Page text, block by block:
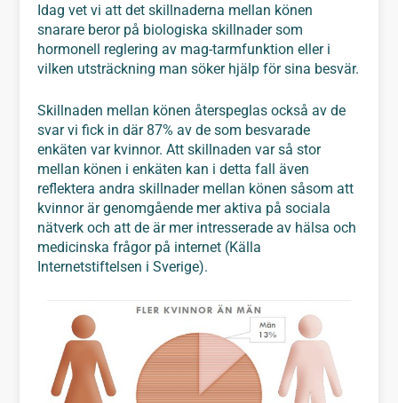
Idag vet vi att det skillnaderna mellan könen
snarare beror på biologiska skillnader som
hormonell reglering av mag-tarmfunktion eller i
vilken utsträckning man söker hjälp för sina besvär.
Skillnaden mellan könen återspeglas också av de
svar vi fick in där 87% av de som besvarade
enkäten var kvinnor. Att skillnaden var så stor
mellan könen i enkäten kan i detta fall även
reflektera andra skillnader mellan könen såsom att
kvinnor är genomgående mer aktiva på sociala
nätverk och att de är mer intresserade av hälsa och
medicinska frågor på internet (Källa
Internetstiftelsen i Sverige).